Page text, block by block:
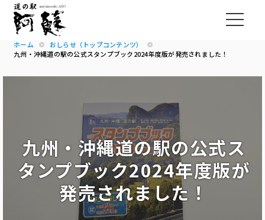
ホーム
おしらせ（トップコンテンツ）
九州・沖縄道の駅の公式スタンプブック2024年度版が発売されました！
九州・沖縄道の駅の公式ス
タンプブック2024年度版が
発売されました！